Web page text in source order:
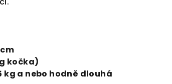
kočka)
kg a nebo hodně dlouhá